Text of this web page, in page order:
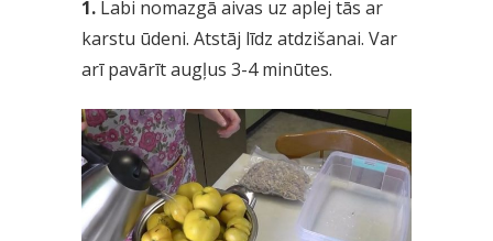
1. Labi nomazgā aivas uz aplej tās ar
karstu ūdeni. Atstāj līdz atdzišanai. Var
arī pavārīt augļus 3-4 minūtes.